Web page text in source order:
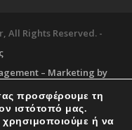
All Rights Reserved. -
– Marketing by
Corporate Support
προσφέρουμε τη
ιστότοπό μας.
χρησιμοποιούμε ή να